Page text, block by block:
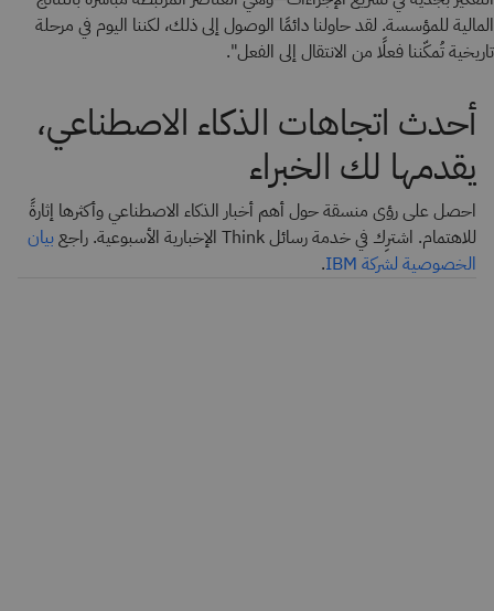
المالية للمؤسسة. لقد حاولنا دائمًا الوصول إلى ذلك، لكننا اليوم في مرحلة
تاريخية تُمكّننا فعلًا من الانتقال إلى الفعل".
أحدث اتجاهات الذكاء الاصطناعي،
يقدمها لك الخبراء
احصل على رؤى منسقة حول أهم أخبار الذكاء الاصطناعي وأكثرها إثارةً
للاهتمام. اشترِك في خدمة رسائل Think الإخبارية الأسبوعية. راجع
بيان
الخصوصية لشركة IBM
.